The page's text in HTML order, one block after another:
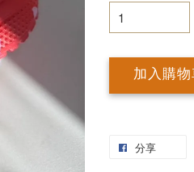
加入購物
分享